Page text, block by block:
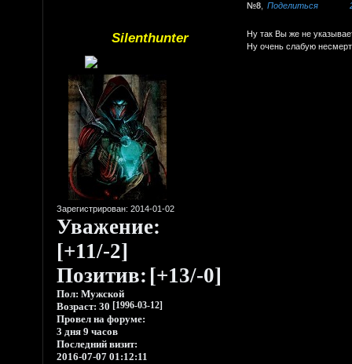
Поделиться
8
Silenthunter
Зарегистрирован: 2014-01-02
Уважение:
[+11/-2]
Позитив: [+13/-0]
Пол: Мужской
Возраст: 30 [1996-03-12]
Провел на форуме:
3 дня 9 часов
Последний визит:
2016-07-07 01:12:11
Ну так Вы же не
Ну очень слабую